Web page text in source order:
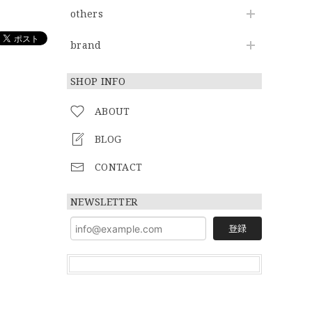
others
brand
SHOP INFO
ABOUT
BLOG
CONTACT
NEWSLETTER
登録